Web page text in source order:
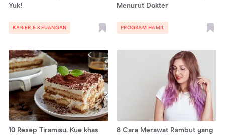
Yuk!
KARIER & KEUANGAN
Menurut Dokter
PROGRAM HAMIL
10 Resep Tiramisu, Kue khas
8 Cara Merawat Rambut yang